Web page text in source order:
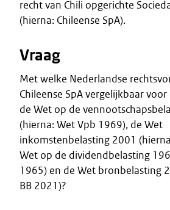
recht van Chili opgerichte
(hierna: Chileense SpA).
Vraag
Met welke Nederlandse
Chileense SpA vergelijkbaar
de Wet op de
(hierna: Wet Vpb 1969), de Wet
inkomstenbelasting 2001
Wet op de dividendbelasting
1965) en de Wet bronbelasting
BB 2021)?